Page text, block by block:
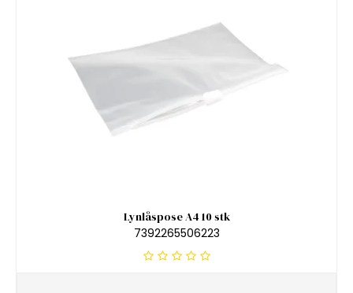
Lynlåspose A4 10 stk
7392265506223